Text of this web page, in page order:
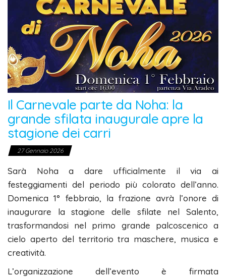
Il Carnevale parte da Noha: la
grande sfilata inaugurale apre la
stagione dei carri
27 Gennaio 2026
Sarà Noha a dare ufficialmente il via ai
festeggiamenti del periodo più colorato dell’anno.
Domenica 1° febbraio, la frazione avrà l’onore di
inaugurare la stagione delle sfilate nel Salento,
trasformandosi nel primo grande palcoscenico a
cielo aperto del territorio tra maschere, musica e
creatività.
L’organizzazione dell’evento è firmata